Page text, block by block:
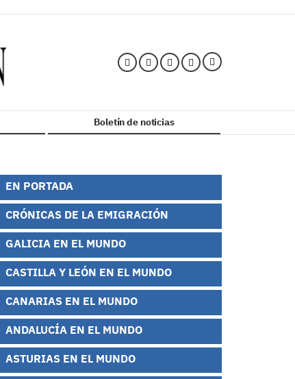
Boletín de noticias
EN PORTADA
CRÓNICAS DE LA EMIGRACIÓN
GALICIA EN EL MUNDO
CASTILLA Y LEÓN EN EL MUNDO
CANARIAS EN EL MUNDO
ANDALUCÍA EN EL MUNDO
ASTURIAS EN EL MUNDO